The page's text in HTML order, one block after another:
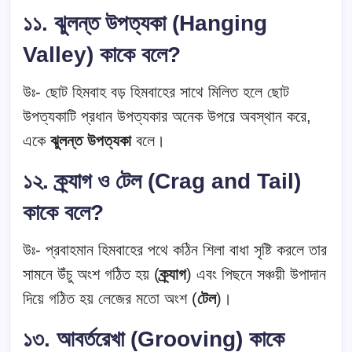
১১. ঝুলন্ত উপত্যকা (Hanging
Valley) কাকে বলে?
উঃ- ছোট হিমবাহ বড় হিমবাহের সাথে মিলিত হলে ছোট
উপত্যকাটি প্রধান উপত্যকার অনেক উপরে অবস্থান করে,
একে ঝুলন্ত উপত্যকাবলে।
১২. ক্র্যাগ ও টেল (Crag and Tail)
কাকে বলে?
উঃ- প্রবাহমান হিমবাহের পথে কঠিন শিলা বাধা সৃষ্টি করলে তার
সামনে উঁচু অংশ গঠিত হয় (ক্র্যাগ) এবং পিছনে সঞ্চয়ী উপাদান
দিয়ে গঠিত হয় লেজের মতো অংশ (টেল)।
১৩. আবর্তরেখা (Grooving) কাকে